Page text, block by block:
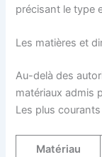
précisant le type
Les matières et
Au-delà des
matériaux admis
Les plus
Matériau